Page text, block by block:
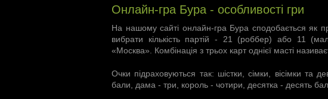
Онлайн-гра Бура - особливості гри
На нашому сайті онлайн-гра Бура сподобається як
вибрати кількість партій - 21 (роббер) або 11
«Москва». Комбінація з трьох карт однієї масті
Очки підраховуються так: шістки, сімки, вісімки та
бали, дама - три, король - чотири, десятка - десять